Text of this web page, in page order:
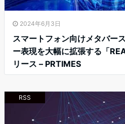
2024年6月3日
スマートフォン向けメタバー
ー表現を大幅に拡張する「
リース – PRTIMES
RSS